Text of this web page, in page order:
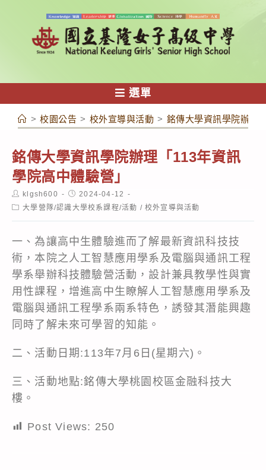
容
選單
> 校園公告 > 校外宣導與活動 > 銘傳大學資訊學院辦理
銘傳大學資訊學院辦理「113年資訊
學院高中體驗營」
Post
author:
klgsh600
Post
published:
2024-04-12
Post大學營隊/認識大學校系課程/活動 / 校外宣導與活動
一、為讓高中生體驗進而了解最新資訊科技技
術，本院之人工智慧應用學系及電腦與通訊工程
學系舉辦科技體驗營活動，設計兼具教學性與實
用性課程，增進高中生瞭解人工智慧應用學系及
電腦與通訊工程學系兩系特色，誘發其潛能興趣
同時了解未來可學習的知能。
二、活動日期:113年7月6日(星期六)。
三、活動地點:銘傳大學桃園校區金融科技大
樓。
Post Views: 250